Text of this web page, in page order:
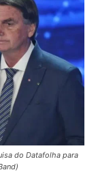
do Datafolha para